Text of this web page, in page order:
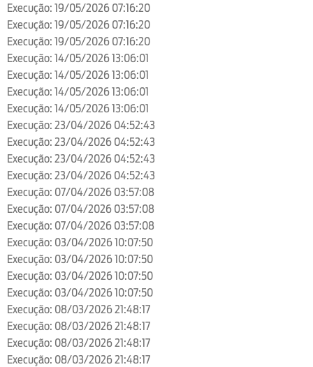
Execução: 19/05/2026 07:16:20
Execução: 19/05/2026 07:16:20
Execução: 19/05/2026 07:16:20
Execução: 14/05/2026 13:06:01
Execução: 14/05/2026 13:06:01
Execução: 14/05/2026 13:06:01
Execução: 14/05/2026 13:06:01
Execução: 23/04/2026 04:52:43
Execução: 23/04/2026 04:52:43
Execução: 23/04/2026 04:52:43
Execução: 23/04/2026 04:52:43
Execução: 07/04/2026 03:57:08
Execução: 07/04/2026 03:57:08
Execução: 07/04/2026 03:57:08
Execução: 03/04/2026 10:07:50
Execução: 03/04/2026 10:07:50
Execução: 03/04/2026 10:07:50
Execução: 03/04/2026 10:07:50
Execução: 08/03/2026 21:48:17
Execução: 08/03/2026 21:48:17
Execução: 08/03/2026 21:48:17
Execução: 08/03/2026 21:48:17